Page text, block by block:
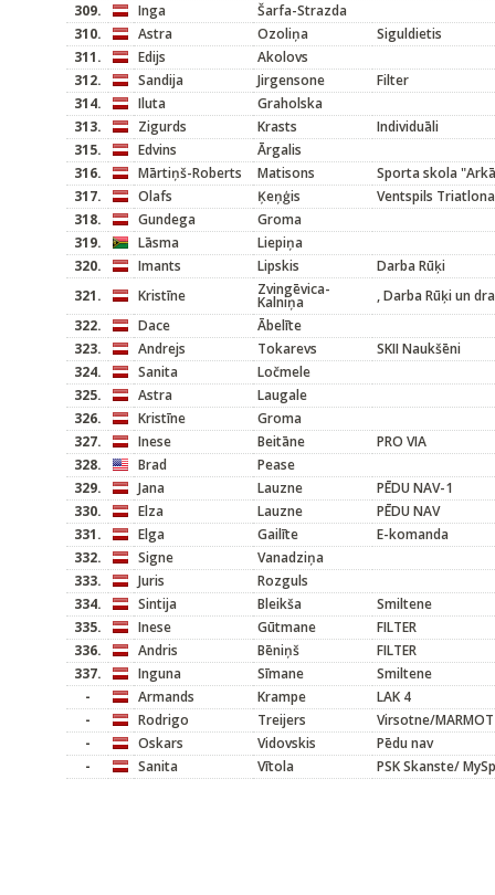
309.
Inga
Šarfa-Strazda
310.
Astra Ozoliņa
Siguldietis
311.
Edijs
Akolovs
312.
Sandija Jirgensone
Filter
314.
Iluta
Graholska
313.
Zigurds Krasts
Individuāli
315.
Edvins
Ārgalis
316.
Mārtiņš-Roberts Matisons
Sporta skola
317.
Olafs Ķeņģis
Ventspils
318.
Gundega
Groma
319.
Lāsma
Liepiņa
320.
Imants Lipskis
Darba Rūķi
321.
Kristīne Zvingēvica-
Kalniņa
, Darba Rūķi un
322.
Dace
Ābelīte
323.
Andrejs Tokarevs
SKII Naukšēni
324.
Sanita
Ločmele
325.
Astra
Laugale
326.
Kristīne
Groma
327.
Inese Beitāne
PRO VIA
328.
Brad
Pease
329.
Jana Lauzne
PĒDU NAV-1
330.
Elza Lauzne
PĒDU NAV
331.
Elga Gailīte
E-komanda
332.
Signe
Vanadziņa
333.
Juris
Rozguls
334.
Sintija Bleikša
Smiltene
335.
Inese Gūtmane
FILTER
336.
Andris Bēniņš
FILTER
337.
Inguna Sīmane
Smiltene
-
Armands Krampe
LAK 4
-
Rodrigo Treijers
Virsotne/MARMOT
-
Oskars Vidovskis
Pēdu nav
-
Sanita Vītola PSK Skanste/